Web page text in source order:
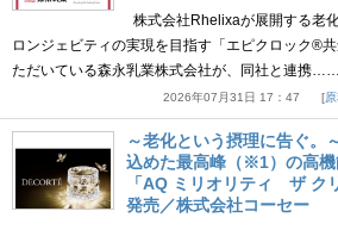
株式会社Rhelixaが展開する老
ロンジェビティの実現を目指す「エピクロック®
ただいている森永乳業株式会社が、同社と連携……
2026年07月31日 17：47
～老化という摂理に告ぐ
込めた最高峰（※1）の高
「AQ ミリオリティ ザ ク
発売／株式会社コーセー